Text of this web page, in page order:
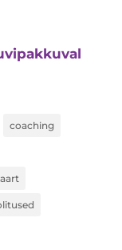
coaching